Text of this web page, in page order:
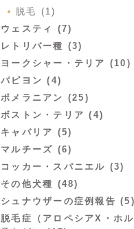
脱毛 (1)
ウェスティ (7)
レトリバー種 (3)
ヨークシャー・テリア (10)
パピヨン (4)
ポメラニアン (25)
ボストン・テリア (4)
キャバリア (5)
マルチーズ (6)
コッカー・スパニエル (3)
その他犬種 (48)
シュナウザーの症例報告 (5)
脱毛症（アロペシアX・ホ